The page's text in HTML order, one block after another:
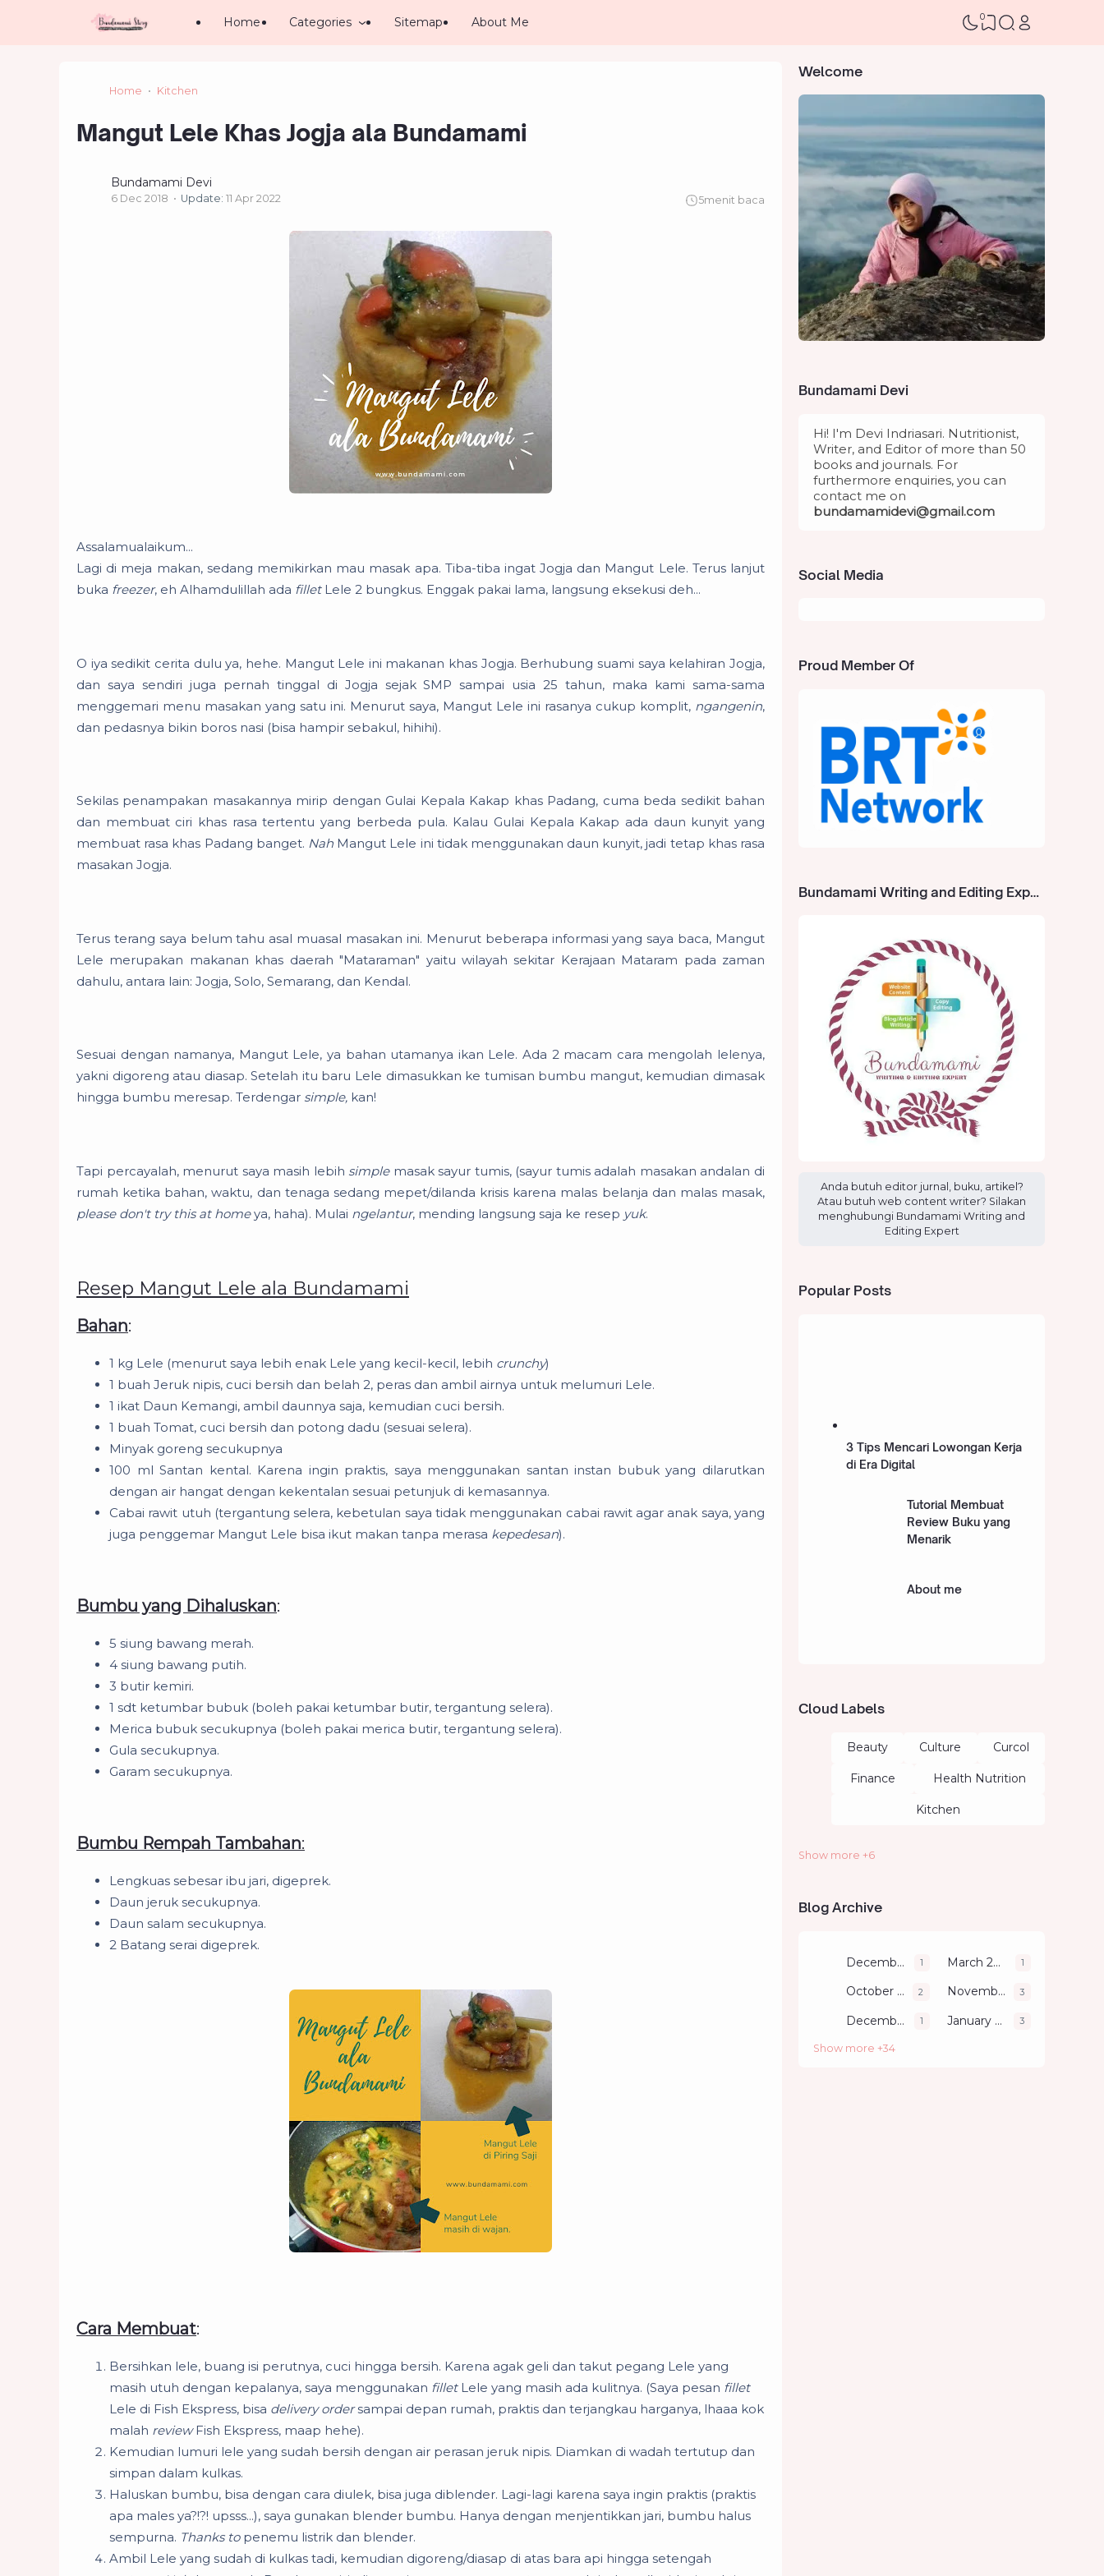
Home Categories Sitemap About Me 0
Home Kitchen
Mangut Lele Khas Jogja ala Bundamami
Bundamami Devi
6 Dec 2018 Update: 11 Apr 2022 5menit baca
Assalamualaikum...
Lagi di meja makan, sedang memikirkan mau masak apa. Tiba-tiba ingat Jogja dan Mangut Lele. Terus lanjut
buka freezer, eh Alhamdulillah ada filletLele 2 bungkus. Enggak pakai lama, langsung eksekusi deh...
O iya sedikit cerita dulu ya, hehe. Mangut Lele ini makanan khas Jogja. Berhubung suami saya kelahiran Jogja,
dan saya sendiri juga pernah tinggal di Jogja sejak SMP sampai usia 25 tahun, maka kami sama-sama
menggemari menu masakan yang satu ini. Menurut saya, Mangut Lele ini rasanya cukup komplit, ngangenin,
dan pedasnya bikin boros nasi (bisa hampir sebakul, hihihi).
Sekilas penampakan masakannya mirip dengan Gulai Kepala Kakap khas Padang, cuma beda sedikit bahan
dan membuat ciri khas rasa tertentu yang berbeda pula. Kalau Gulai Kepala Kakap ada daun kunyit yang
membuat rasa khas Padang banget. NahMangut Lele ini tidak menggunakan daun kunyit, jadi tetap khas rasa
masakan Jogja.
Terus terang saya belum tahu asal muasal masakan ini. Menurut beberapa informasi yang saya baca, Mangut
Lele merupakan makanan khas daerah "Mataraman" yaitu wilayah sekitar Kerajaan Mataram pada zaman
dahulu, antara lain: Jogja, Solo, Semarang, dan Kendal.
Sesuai dengan namanya, Mangut Lele, ya bahan utamanya ikan Lele. Ada 2 macam cara mengolah lelenya,
yakni digoreng atau diasap. Setelah itu baru Lele dimasukkan ke tumisan bumbu mangut, kemudian dimasak
hingga bumbu meresap. Terdengar simple, kan!
Tapi percayalah, menurut saya masih lebih simplemasak sayur tumis, (sayur tumis adalah masakan andalan di
rumah ketika bahan, waktu, dan tenaga sedang mepet/dilanda krisis karena malas belanja dan malas masak,
please don't try this at homeya, haha). Mulai ngelantur, mending langsung saja ke resep yuk.
Resep Mangut Lele ala Bundamami
Bahan:
1 kg Lele (menurut saya lebih enak Lele yang kecil-kecil, lebih crunchy)
1 buah Jeruk nipis, cuci bersih dan belah 2, peras dan ambil airnya untuk melumuri Lele.
1 ikat Daun Kemangi, ambil daunnya saja, kemudian cuci bersih.
1 buah Tomat, cuci bersih dan potong dadu (sesuai selera).
Minyak goreng secukupnya
100 ml Santan kental. Karena ingin praktis, saya menggunakan santan instan bubuk yang dilarutkan
dengan air hangat dengan kekentalan sesuai petunjuk di kemasannya.
Cabai rawit utuh (tergantung selera, kebetulan saya tidak menggunakan cabai rawit agar anak saya, yang
juga penggemar Mangut Lele bisa ikut makan tanpa merasa kepedesan).
Bumbu yang Dihaluskan:
5 siung bawang merah.
4 siung bawang putih.
3 butir kemiri.
1 sdt ketumbar bubuk (boleh pakai ketumbar butir, tergantung selera).
Merica bubuk secukupnya (boleh pakai merica butir, tergantung selera).
Gula secukupnya.
Garam secukupnya.
Bumbu Rempah Tambahan:
Lengkuas sebesar ibu jari, digeprek.
Daun jeruk secukupnya.
Daun salam secukupnya.
2 Batang serai digeprek.
Cara Membuat:
Bersihkan lele, buang isi perutnya, cuci hingga bersih. Karena agak geli dan takut pegang Lele yang
masih utuh dengan kepalanya, saya menggunakan filletLele yang masih ada kulitnya. (Saya pesan fillet
Lele di Fish Ekspress, bisa delivery ordersampai depan rumah, praktis dan terjangkau harganya, lhaaa kok
malah reviewFish Ekspress, maap hehe).
Kemudian lumuri lele yang sudah bersih dengan air perasan jeruk nipis. Diamkan di wadah tertutup dan
simpan dalam kulkas.
Haluskan bumbu, bisa dengan cara diulek, bisa juga diblender. Lagi-lagi karena saya ingin praktis (praktis
apa males ya?!?! upsss...), saya gunakan blender bumbu. Hanya dengan menjentikkan jari, bumbu halus
sempurna. Thanks topenemu listrik dan blender.
Ambil Lele yang sudah di kulkas tadi, kemudian digoreng/diasap di atas bara api hingga setengah
Welcome
Bundamami Devi
Hi! I'm Devi Indriasari. Nutritionist,
Writer, and Editor of more than 50
books and journals. For
furthermore enquiries, you can
contact me on
bundamamidevi@gmail.com
Social Media
Proud Member Of
Bundamami Writing and Editing Expert
Anda butuh editor jurnal, buku, artikel?
Atau butuh web content writer? Silakan
menghubungi Bundamami Writing and
Editing Expert
Popular Posts
3 Tips Mencari Lowongan Kerja
di Era Digital
Tutorial Membuat
Review Buku yang
Menarik
About me
Cloud Labels
Beauty Culture Curcol
Finance Health Nutrition
Kitchen
Literacy
Show more +6
Blog Archive
December 2011 1 March 2018 1
October 2018 2 November 2018 3
December 2018 1 January 2019 3
Show more +34